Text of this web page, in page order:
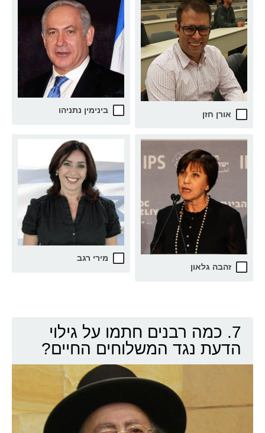
בינימין נתניהו אורן חזן
מירי רגב
זהבה גלאון
7. כמה רבנים חתמו על גילוי
הדעת נגד המשלוחים החיים?